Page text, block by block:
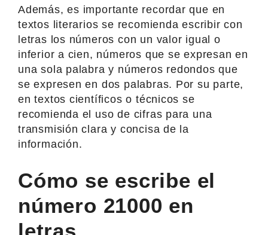
Además, es importante recordar que en
textos literarios se recomienda escribir con
letras los números con un valor igual o
inferior a cien, números que se expresan en
una sola palabra y números redondos que
se expresen en dos palabras. Por su parte,
en textos científicos o técnicos se
recomienda el uso de cifras para una
transmisión clara y concisa de la
información.
Cómo se escribe el
número 21000 en
letras